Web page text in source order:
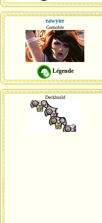
eawyne
Grenoble
Légende
Deckbuild